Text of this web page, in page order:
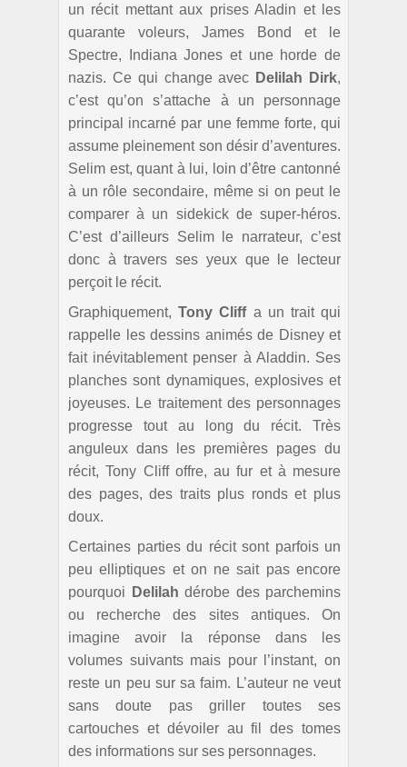
un récit mettant aux prises Aladin et les
quarante voleurs, James Bond et le
Spectre, Indiana Jones et une horde de
nazis. Ce qui change avec Delilah Dirk,
c’est qu’on s’attache à un personnage
principal incarné par une femme forte, qui
assume pleinement son désir d’aventures.
Selim est, quant à lui, loin d’être cantonné
à un rôle secondaire, même si on peut le
comparer à un sidekick de super-héros.
C’est d’ailleurs Selim le narrateur, c’est
donc à travers ses yeux que le lecteur
perçoit le récit.
Graphiquement,Tony Cliffa un trait qui
rappelle les dessins animés de Disney et
fait inévitablement penser à Aladdin. Ses
planches sont dynamiques, explosives et
joyeuses. Le traitement des personnages
progresse tout au long du récit. Très
anguleux dans les premières pages du
récit, Tony Cliff offre, au fur et à mesure
des pages, des traits plus ronds et plus
doux.
Certaines parties du récit sont parfois un
peu elliptiques et on ne sait pas encore
pourquoi
Delilah dérobe des parchemins
ou recherche des sites antiques. On
imagine avoir la réponse dans les
volumes suivants mais pour l’instant, on
reste un peu sur sa faim. L’auteur ne veut
sans doute pas griller toutes ses
cartouches et dévoiler au fil des tomes
des informations sur ses personnages.